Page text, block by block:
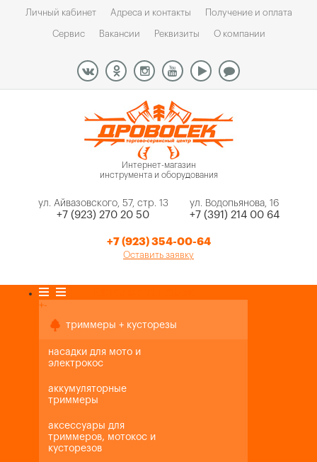
Личный кабинет Адреса и контакты Получение и оплата
Сервис Вакансии Реквизиты О компании
Интернет-магазин
инструмента и оборудования
ул. Айвазовского, 57, стр. 13
+7 (923) 270 20 50
ул. Водопьянова, 16
+7 (391) 214 00 64
+7 (923) 354-00-64
Оставить заявку
+-
триммеры + кусторезы
насадки для мото и
электрокос
аккумуляторные
триммеры
аксессуары для
триммеров, мотокос и
кусторезов